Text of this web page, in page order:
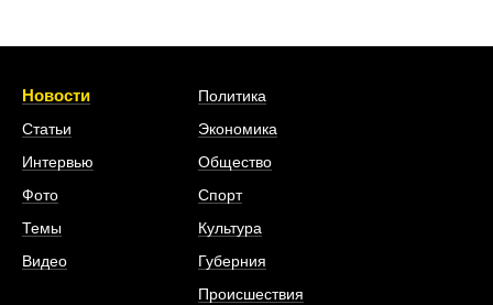
Новости
Статьи
Интервью
Фото
Темы
Видео
Политика
Экономика
Общество
Спорт
Культура
Губерния
Происшествия